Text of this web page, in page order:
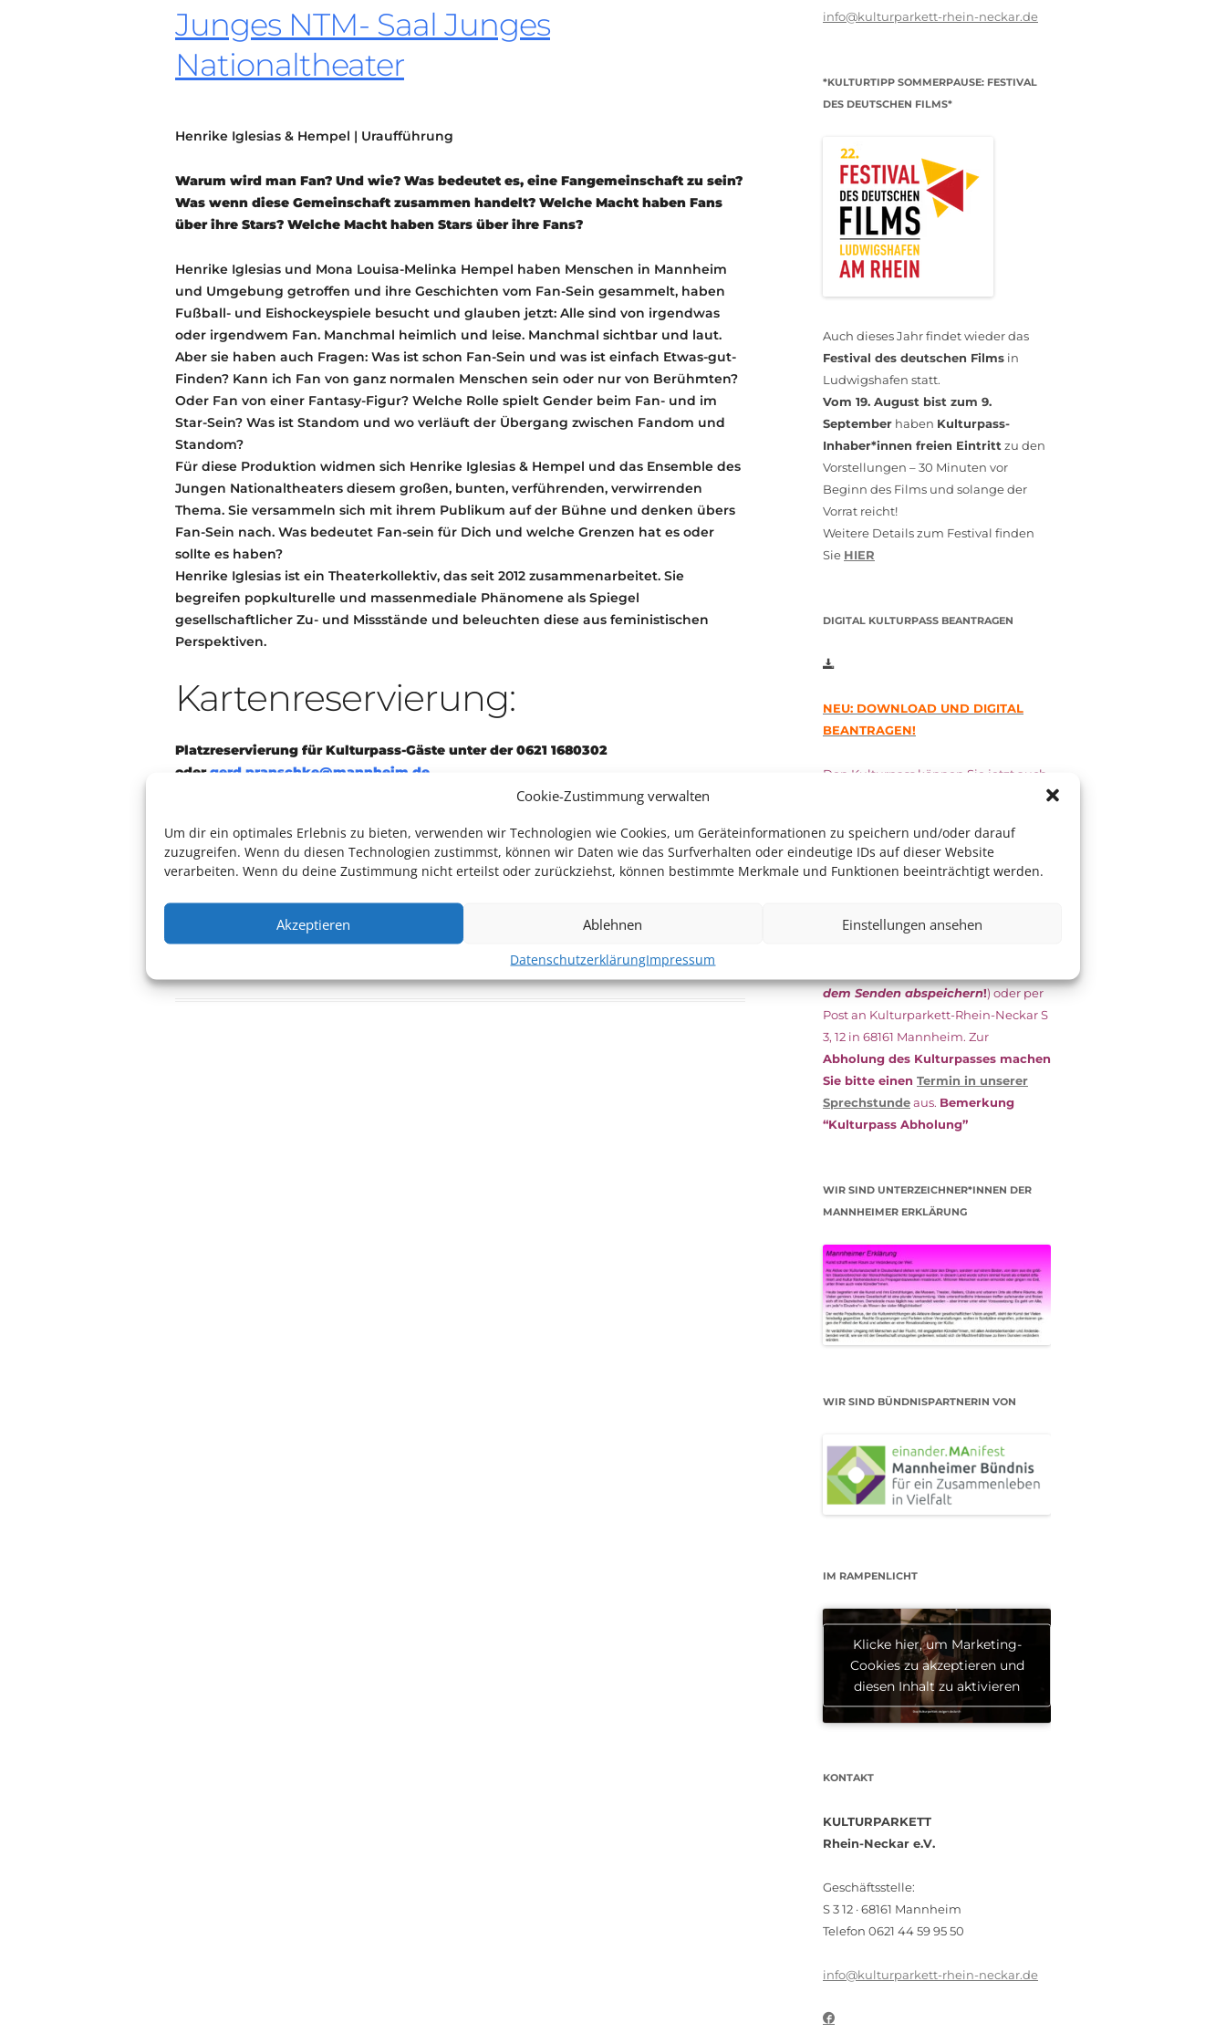
Cookie-Zustimmung verwalten
Um dir ein optimales Erlebnis zu bieten, verwenden wir Technologien wie Cookies, um Geräteinformationen zu speichern und/oder darauf
zuzugreifen. Wenn du diesen Technologien zustimmst, können wir Daten wie das Surfverhalten oder eindeutige IDs auf dieser Website
verarbeiten. Wenn du deine Zustimmung nicht erteilst oder zurückziehst, können bestimmte Merkmale und Funktionen beeinträchtigt werden.
Akzeptieren Ablehnen Einstellungen ansehen
DatenschutzerklärungImpressum
KONTAKT
KULTURPASS DIGITAL
Junges NTM- Saal Junges
Nationaltheater
Henrike Iglesias & Hempel | Uraufführung
Warum wird man Fan? Und wie? Was bedeutet es, eine Fangemeinschaft zu sein?
Was wenn diese Gemeinschaft zusammen handelt? Welche Macht haben Fans
über ihre Stars? Welche Macht haben Stars über ihre Fans?
Henrike Iglesias und Mona Louisa-Melinka Hempel haben Menschen in Mannheim
und Umgebung getroffen und ihre Geschichten vom Fan-Sein gesammelt, haben
Fußball- und Eishockeyspiele besucht und glauben jetzt: Alle sind von irgendwas
oder irgendwem Fan. Manchmal heimlich und leise. Manchmal sichtbar und laut.
Aber sie haben auch Fragen: Was ist schon Fan-Sein und was ist einfach Etwas-gut-
Finden? Kann ich Fan von ganz normalen Menschen sein oder nur von Berühmten?
Oder Fan von einer Fantasy-Figur? Welche Rolle spielt Gender beim Fan- und im
Star-Sein? Was ist Standom und wo verläuft der Übergang zwischen Fandom und
Standom?
Für diese Produktion widmen sich Henrike Iglesias & Hempel und das Ensemble des
Jungen Nationaltheaters diesem großen, bunten, verführenden, verwirrenden
Thema. Sie versammeln sich mit ihrem Publikum auf der Bühne und denken übers
Fan-Sein nach. Was bedeutet Fan-sein für Dich und welche Grenzen hat es oder
sollte es haben?
Henrike Iglesias ist ein Theaterkollektiv, das seit 2012 zusammenarbeitet. Sie
begreifen popkulturelle und massenmediale Phänomene als Spiegel
gesellschaftlicher Zu- und Missstände und beleuchten diese aus feministischen
Perspektiven.
Kartenreservierung:
Platzreservierung für Kulturpass-Gäste unter der 0621 1680302
odergerd.pranschke@mannheim.de
Die kostenfreien Tickets können von Kulturpass-Inhaber*innen persönlich an der
Wir danken den Schnawwl Paten!
Keine Kategorien
info@kulturparkett-rhein-neckar.de
*KULTURTIPP SOMMERPAUSE: FESTIVAL
DES DEUTSCHEN FILMS*
Auch dieses Jahr findet wieder das
Festival des deutschen Films in
Ludwigshafen statt.
Vom 19. August bist zum 9.
September haben Kulturpass-
Inhaber*innen freien Eintritt zu den
Vorstellungen – 30 Minuten vor
Beginn des Films und solange der
Vorrat reicht!
Weitere Details zum Festival finden
Sie HIER
DIGITAL KULTURPASS BEANTRAGEN
NEU: DOWNLOAD UND DIGITAL
BEANTRAGEN!
Den Kulturpass können Sie jetzt auch
esunterschriebenzusammen mit
dem aktuellen
(Bürgergeld/
das Kulturparkett zurück: Per E-Mail
dem Senden abspeichern!) oder per
Post an Kulturparkett-Rhein-Neckar S
3, 12 in 68161 Mannheim. Zur
Abholung des Kulturpasses machen
Sie bitte einen Termin in unserer
Sprechstundeaus. Bemerkung
“Kulturpass Abholung”
WIR SIND UNTERZEICHNER*INNEN DER
MANNHEIMER ERKLÄRUNG
WIR SIND BÜNDNISPARTNERIN VON
IM RAMPENLICHT
Klicke hier, um Marketing-
Cookies zu akzeptieren und
diesen Inhalt zu aktivieren
KONTAKT
KULTURPARKETT
Rhein-Neckar e.V.
Geschäftsstelle:
S 3 12 · 68161 Mannheim
Telefon 0621 44 59 95 50
info@kulturparkett-rhein-neckar.de